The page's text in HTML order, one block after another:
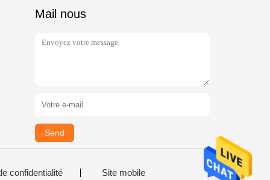
Mail nous
Send
confidentialité Site mobile